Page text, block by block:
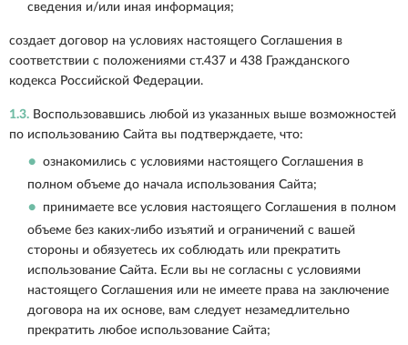
сведения и/или иная информация;
создает договор на условиях настоящего Соглашения в
соответствии с положениями ст.437 и 438 Гражданского
кодекса Российской Федерации.
1.3. Воспользовавшись любой из указанных выше возможностей
по использованию Сайта вы подтверждаете, что:
ознакомились с условиями настоящего Соглашения в
полном объеме до начала использования Сайта;
принимаете все условия настоящего Соглашения в полном
объеме без каких-либо изъятий и ограничений с вашей
стороны и обязуетесь их соблюдать или прекратить
использование Сайта. Если вы не согласны с условиями
настоящего Соглашения или не имеете права на заключение
договора на их основе, вам следует незамедлительно
прекратить любое использование Сайта;